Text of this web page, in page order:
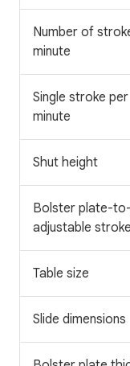
Number of
minute
Single stroke per
minute
Shut height
Bolster plate-
adjustable stroke
Table size
Slide dimensions